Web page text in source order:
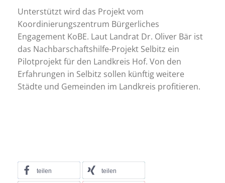
Unterstützt wird das Projekt vom
Koordinierungszentrum Bürgerliches
Engagement KoBE. Laut Landrat Dr. Oliver Bär ist
das Nachbarschaftshilfe-Projekt Selbitz ein
Pilotprojekt für den Landkreis Hof. Von den
Erfahrungen in Selbitz sollen künftig weitere
Städte und Gemeinden im Landkreis profitieren.
teilen teilen